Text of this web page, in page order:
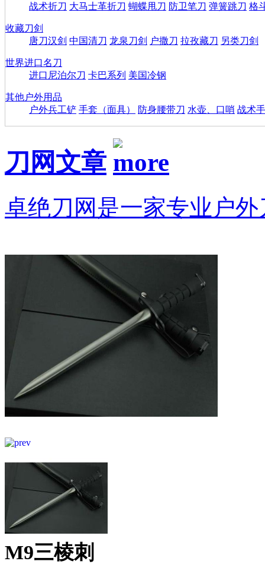
战术折刀 大马士革折刀 蝴蝶甩刀 防卫笔刀 弹簧跳刀 格
收藏刀剑
唐刀汉剑 中国清刀 龙泉刀剑 户撒刀 拉孜藏刀 另类刀剑
世界进口名刀
进口尼泊尔刀 卡巴系列 美国冷钢
其他户外用品
户外兵工铲 手套（面具） 防身腰带刀 水壶、口哨 战术
刀网文章
卓绝刀网是一家专业户
M9三棱刺